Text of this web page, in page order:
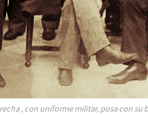
Dirección
Nombre
, con uniforme militar, posa con su